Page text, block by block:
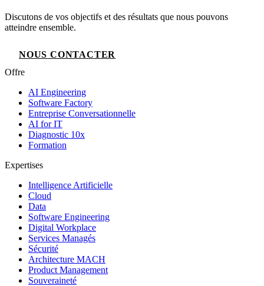
Discutons de vos objectifs et des résultats que nous pouvons
atteindre ensemble.
NOUS CONTACTER
Offre
AI Engineering
Software Factory
Entreprise Conversationnelle
AI for IT
Diagnostic 10x
Formation
Expertises
Intelligence Artificielle
Cloud
Data
Software Engineering
Digital Workplace
Services Managés
Sécurité
Architecture MACH
Product Management
Souveraineté